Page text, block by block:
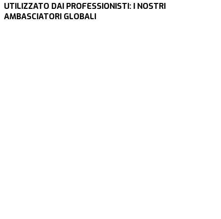
UTILIZZATO DAI PROFESSIONISTI: I NOSTRI
AMBASCIATORI GLOBALI